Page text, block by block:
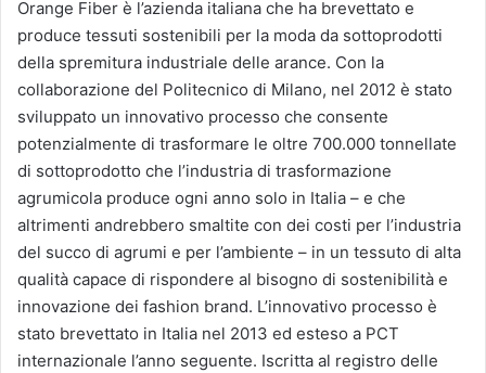
Orange Fiber è l’azienda italiana che ha brevettato e
produce tessuti sostenibili per la moda da sottoprodotti
della spremitura industriale delle arance. Con la
collaborazione del Politecnico di Milano, nel 2012 è stato
sviluppato un innovativo processo che consente
potenzialmente di trasformare le oltre 700.000 tonnellate
di sottoprodotto che l’industria di trasformazione
agrumicola produce ogni anno solo in Italia – e che
altrimenti andrebbero smaltite con dei costi per l’industria
del succo di agrumi e per l’ambiente – in un tessuto di alta
qualità capace di rispondere al bisogno di sostenibilità e
innovazione dei fashion brand. L’innovativo processo è
stato brevettato in Italia nel 2013 ed esteso a PCT
internazionale l’anno seguente. Iscritta al registro delle